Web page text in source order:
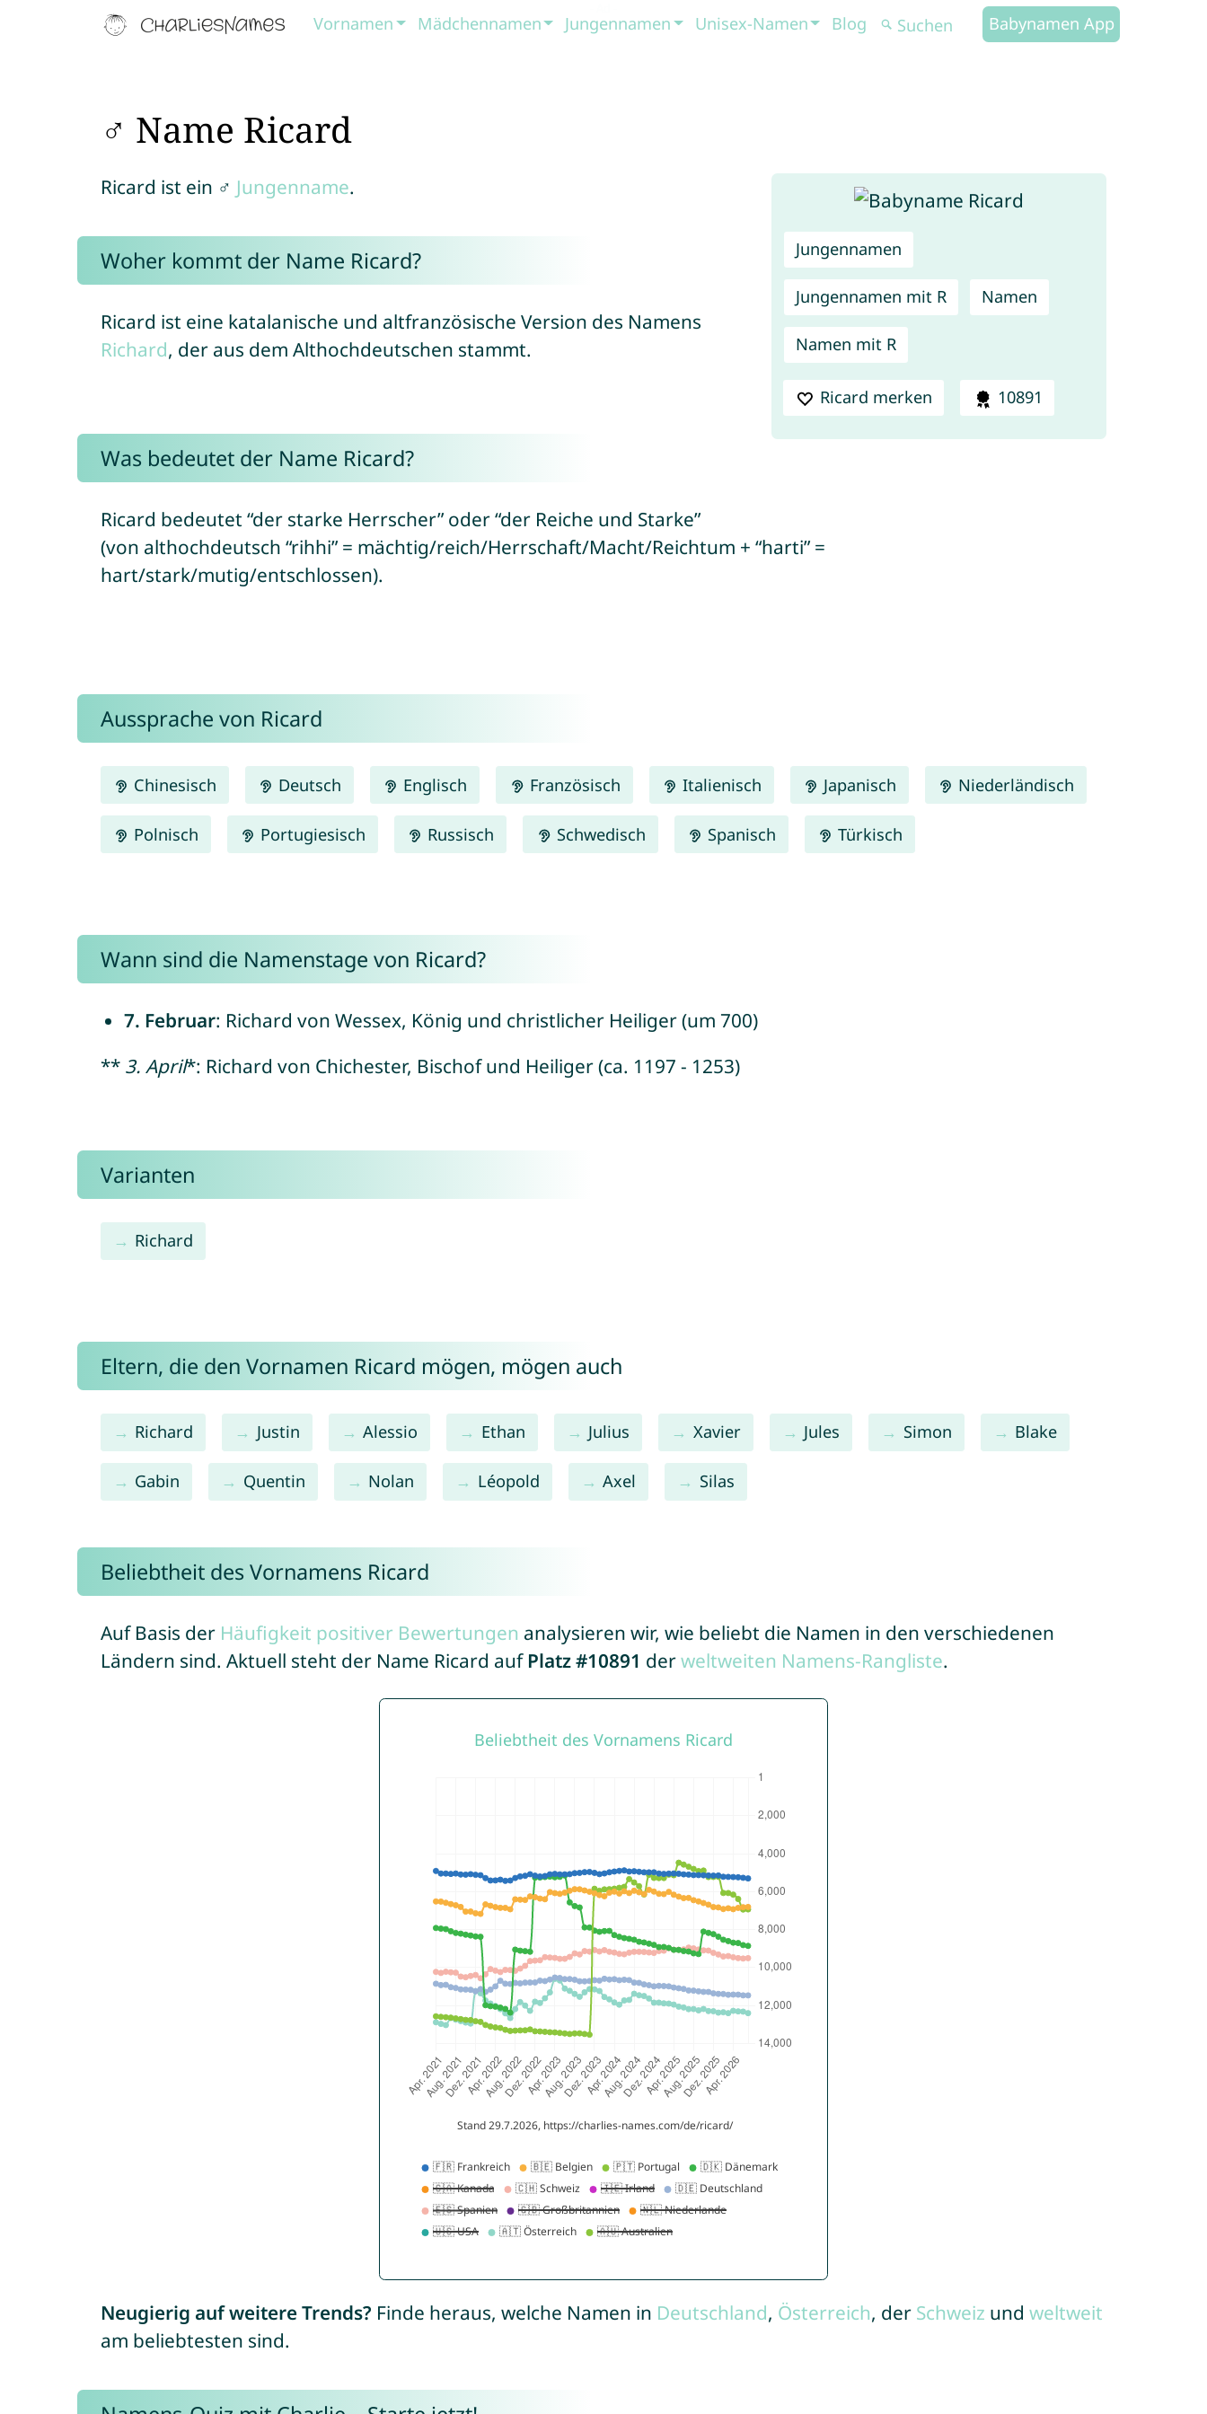
Vornamen Mädchennamen Jungennamen Unisex-Namen Blog Babynamen App
♂ Name Ricard
Jungennamen
Jungennamen mit R Namen
Namen mit R
Ricard merken 10891
Ricard ist ein ♂ Jungenname.
Woher kommt der Name Ricard?
Ricard ist eine katalanische und altfranzösische Version des Namens
Richard, der aus dem Althochdeutschen stammt.
Was bedeutet der Name Ricard?
Ricard bedeutet “der starke Herrscher” oder “der Reiche und Starke”
(von althochdeutsch “rihhi” = mächtig/reich/Herrschaft/Macht/Reichtum + “harti” =
hart/stark/mutig/entschlossen).
Aussprache von Ricard
Chinesisch Deutsch Englisch Französisch Italienisch Japanisch Niederländisch
Polnisch Portugiesisch Russisch Schwedisch Spanisch Türkisch
Wann sind die Namenstage von Ricard?
7. Februar: Richard von Wessex, König und christlicher Heiliger (um 700)
** 3. April*: Richard von Chichester, Bischof und Heiliger (ca. 1197 - 1253)
Varianten
Richard
Eltern, die den Vornamen Ricard mögen, mögen auch
Richard Justin Alessio Ethan Julius Xavier Jules Simon Blake
Gabin Quentin Nolan Léopold Axel Silas
Beliebtheit des Vornamens Ricard
Auf Basis der Häufigkeit positiver Bewertungen analysieren wir, wie beliebt die Namen in den verschiedenen
Ländern sind. Aktuell steht der Name Ricard auf Platz #10891 derweltweiten Namens-Rangliste.
Neugierig auf weitere Trends? Finde heraus, welche Namen in Deutschland, Österreich, der Schweiz und weltweit
am beliebtesten sind.